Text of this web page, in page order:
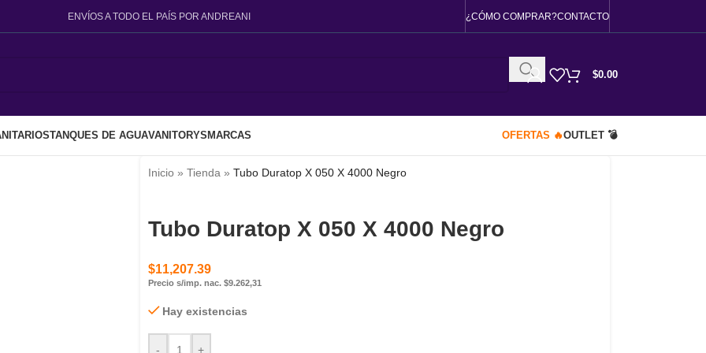
ENVÍOS A TODO EL PAÍS POR ANDREANI ¿CÓMO COMPRAR?CONTACTO
$0.00
TANQUES DE AGUAVANITORYS MARCAS OFERTAS 🔥OUTLET 💣
Inicio » Tienda » Tubo Duratop X 050 X 4000 Negro
Tubo Duratop X 050 X 4000 Negro
$11,207.39
Precio s/imp. nac. $9.262,31
Hay existencias
- +